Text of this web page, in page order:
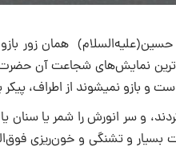
همان زور
و سر انورش را شمر یا
و تشنگی و خون‌ریزی